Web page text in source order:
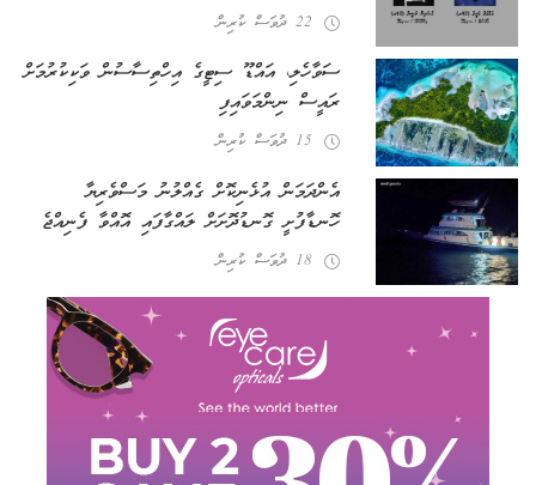
22 ދުވަސް ކުރިން
ސަވާހެލި، އައްޑޫ ސިޓީގެ އިހްތިސާސުން ވަކިކުރުމަށް
ރައީސް ނިންމަވައިފި
15 ދުވަސް ކުރިން
އެންދަމަން އުޅެނިކޮށް ގެއްލުނު މަސްވެރިޔާ
ހޮނޑާފުށީ ގޮނޑުދޮށަށް ލައްގާފައި އޮއްވާ ފެނިއްޖެ
18 ދުވަސް ކުރިން